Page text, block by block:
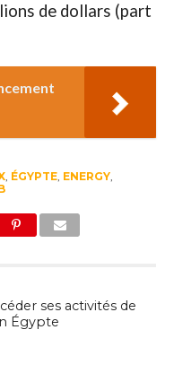
de dollars (part
, ÉGYPTE, ENERGY,
ses activités de
Égypte